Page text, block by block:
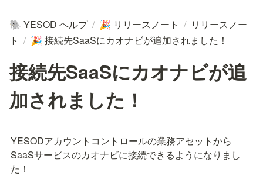
🐘 YESOD ヘルプ / 🎉 リリースノート / リリースノー
ト / 🎉 接続先SaaSにカオナビが追加されました！
接続先SaaSにカオナビが追
加されました！
YESODアカウントコントロールの業務アセットから
SaaSサービスのカオナビに接続できるようになりまし
た！